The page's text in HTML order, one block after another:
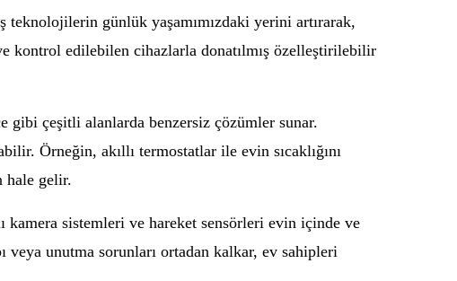
günlük yaşamımızdaki yerini artırarak,
edilebilen cihazlarla donatılmış özelleştirilebilir
gibi çeşitli alanlarda benzersiz çözümler sunar.
Örneğin, akıllı termostatlar ile evin sıcaklığını
hale gelir.
kamera sistemleri ve hareket sensörleri evin içinde ve
veya unutma sorunları ortadan kalkar, ev sahipleri